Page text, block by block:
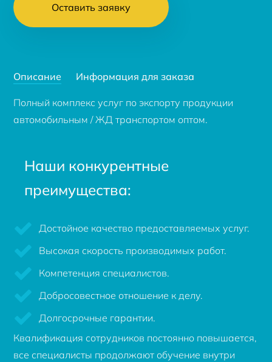
Оставить заявку
Описание Информация для заказа
Полный комплекс услуг по экспорту продукции
автомобильным / ЖД транспортом оптом.
Наши конкурентные
преимущества:
Достойное качество предоставляемых услуг.
Высокая скорость производимых работ.
Компетенция специалистов.
Добросовестное отношение к делу.
Долгосрочные гарантии.
Квалификация сотрудников постоянно повышается,
все специалисты продолжают обучение внутри